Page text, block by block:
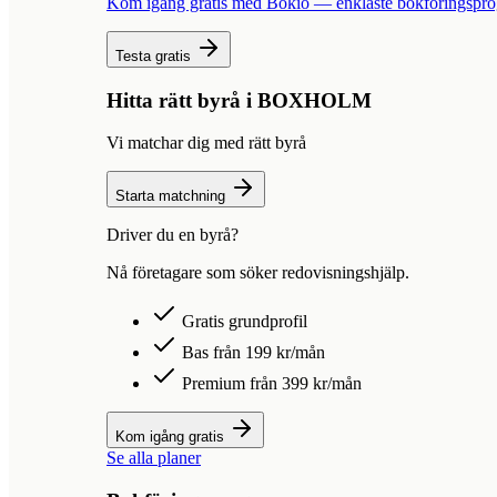
Testa gratis
Hitta rätt byrå i BOXHOLM
Vi matchar dig med rätt byrå
Starta matchning
Driver du en byrå?
Nå företagare som söker redovisningshjälp.
Gratis grundprofil
Bas från 199 kr/mån
Premium från 399 kr/mån
Kom igång gratis
Se alla planer